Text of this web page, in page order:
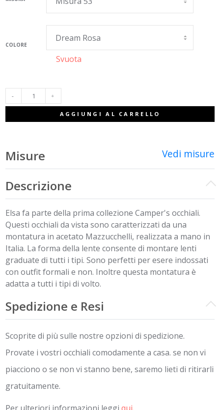
148,00€.
è:
74,00€.
COLORE
Svuota
AGGIUNGI AL CARRELLO
Misure Vedi misure
Descrizione
Elsa fa parte della prima collezione Camper's occhiali.
Questi occhiali da vista sono caratterizzati da una
montatura in acetato Mazzucchelli, realizzata a mano in
Italia. La forma della lente consente di montare lenti
graduate di tutti i tipi. Sono perfetti per esere indossati
con outfit formali e non. Inoltre questa montatura è
adatta a tutti i tipi di volto.
Spedizione e Resi
Scoprite di più sulle nostre opzioni di spedizione.
Provate i vostri occhiali comodamente a casa. se non vi
piacciono o se non vi stanno bene, saremo lieti di ritirarli
gratuitamente.